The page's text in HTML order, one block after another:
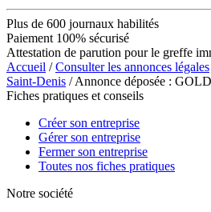
Plus de 600 journaux habilités
Paiement 100% sécurisé
Attestation de parution pour le greffe
Accueil /Consulter les annonces légales
Saint-Denis / Annonce déposée :
Fiches pratiques et conseils
Créer son entreprise
Gérer son entreprise
Fermer son entreprise
Toutes nos fiches pratiques
Notre société